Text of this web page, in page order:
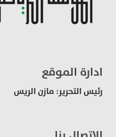
ادارة الموقع
رئيس التحرير: مازن الريس